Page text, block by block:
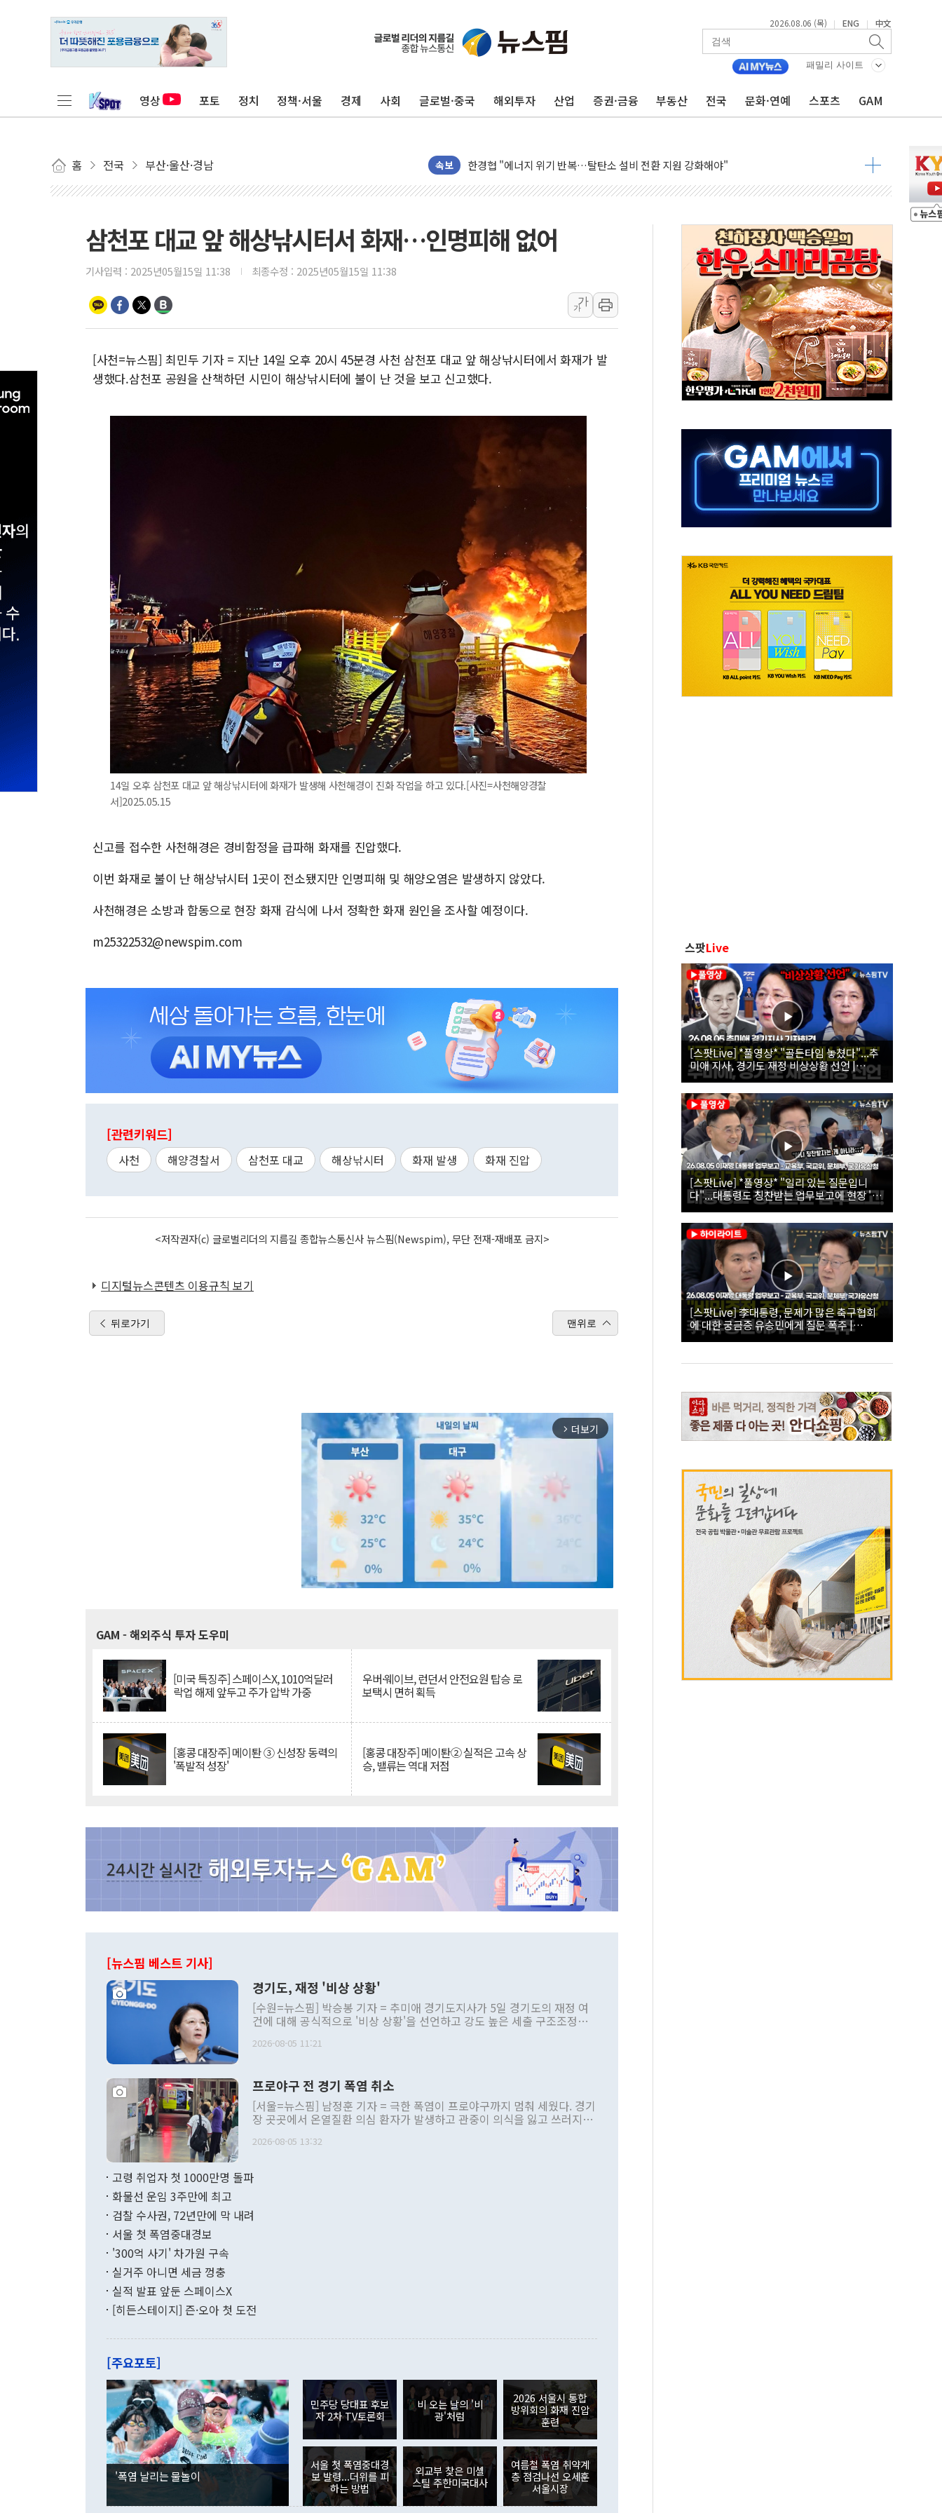
2026.08.06 (목) | ENG | 中文
패밀리 사이트
영상 포토 정치 정책·서울 경제 사회 글로벌·중국 해외투자 산업 증권·금융 부동산 전국 문화·연예 스포츠 GAM
홈 전국 부산·울산·경남 속보
"곤드레도 AI로 판다"…성신여대, 영월 소상공인 디지털 전환 나선다
공개 사의 정성호에 "잘 버티라" 만류한 李대통령…"형소법 보완 방법 찾아달라" 주문도
[장욱희의 중장년 취업에세이] 여성 근로자, 육아로 경력 단절…기업 인재 전략 재정립 필요
[오늘날씨] 한낮 39도 폭염 계속…전북·제주 비소식
[브라질증시] 금리 인하 기대에도 약보합…대선 불확실성에 투자심리 위축
"서울 외곽 국민평형 월세 200↑"...치솟는 월세, 수도권 집값 자극 우려
롯데하이마트, 8월에도 LG가전 최대 700만원 할인
이마트, 트레이더스 'T-카페' 일반 점포 첫 입점
한경협 "에너지 위기 반복…탈탄소 설비 전환 지원 강화해야"
G80 누유·아반떼 화재 발생 가능성…4개 업체 51만여대 리콜
[채권/외환] 미 국채금리·달러 동반 하락…유가 안정에 9월 금리 인상 기대 '후퇴'
뉴욕증시, 혼조 마감…'사상 최고' 다우지수 5거래일 연속 랠리
트럼프 행정부, 폴리실리콘 파생제품에 15% 관세 부과 추진
[민주 당권주자 일정] 송영길·정청래·김민석 후보 - 8월 6일
[오늘의 국회일정] 세미나·기자회견·주요 정당 - 8월 6일
[오늘의 정치일정] 8월 6일(목)
이란 "美 추가 공격 시 걸프국 에너지시설 타격" 초강수
이란, 오만과 호르무즈 항로 합의…재개방 협상 '속도'
유럽증시, 숨가쁘게 진행되는 중동 상황 주목하며 보합세 마감… 유가도 큰 변동 없어
삼천포 대교 앞 해상낚시터서 화재…인명피해 없어
기사입력 : 2025년05월15일 11:38 최종수정 : 2025년05월15일 11:38
가
가
[사천=뉴스핌] 최민두 기자 = 지난 14일 오후 20시 45분경 사천 삼천포 대교 앞 해상낚시터에서 화재가 발
생했다.삼천포 공원을 산책하던 시민이 해상낚시터에 불이 난 것을 보고 신고했다.
14일 오후 삼천포 대교 앞 해상낚시터에 화재가 발생해 사천해경이 진화 작업을 하고 있다.[사진=사천해양경찰
서]2025.05.15
신고를 접수한 사천해경은 경비함정을 급파해 화재를 진압했다.
이번 화재로 불이 난 해상낚시터 1곳이 전소됐지만 인명피해 및 해양오염은 발생하지 않았다.
사천해경은 소방과 합동으로 현장 화재 감식에 나서 정확한 화재 원인을 조사할 예정이다.
m25322532@newspim.com
[관련키워드]
사천 해양경찰서 삼천포 대교 해상낚시터 화재 발생 화재 진압
<저작권자(c) 글로벌리더의 지름길 종합뉴스통신사 뉴스핌(Newspim), 무단 전재-재배포 금지>
디지털뉴스콘텐츠 이용규칙 보기
뒤로가기 맨위로
arrow_forward_ios 더보기
GAM - 해외주식 투자 도우미
[미국 특징주] 스페이스X, 1010억달러
락업 해제 앞두고 주가 압박 가중
우버·웨이브, 런던서 안전요원 탑승 로
보택시 면허 획득
[홍콩 대장주] 메이퇀 ③ 신성장 동력의
'폭발적 성장'
[홍콩 대장주] 메이퇀② 실적은 고속 상
승, 밸류는 역대 저점
[뉴스핌 베스트 기사]
경기도, 재정 '비상 상황'
[수원=뉴스핌] 박승봉 기자 = 추미애 경기도지사가 5일 경기도의 재정 여
건에 대해 공식적으로 '비상 상황'을 선언하고 강도 높은 세출 구조조정과
미애 경기도지사가 5일 경기도의 재정 여건에 대해 공식적으로 '비상 상
에서 기자회견을 열고 "경기도는 지금 새로운 공약사업을 추진하기는커녕
이미 진행 중인 민생 사업조차 온전히 유지하기 어려운 지경에 이르렀
다"며 "지금 결단하지 않으면 2~3년 뒤 채무를 갚기 위해 또다시 지방채를
발행하는 악순환에 빠질 수 있어 '경기도 재정 비상 상황'을 선언한다"고 밝
혔다. 도에 따르면 민선 8기 당시 경기도는 재정 부족을 이유로 노인장기요
월분만 편성한 것으로 나타났다. 이에 따라 올해에만 약 7700억 원 규모의
9430억 원 상당의 지방채를 20년 만에 발행한 데 이어 통합재정안정화기
금 조례를 개정해 남북협력기금 등 각종 기금 재원 5588억 원을 일반회계
사는 구조적 재정 위기 극복을 위해 ▲도지사 및 고위공직자 업무경비 감액
면 중단▲참모조직 및 공공기관 인력 효율적 재배치 ▲지방소비세 확충 및
'비상 상황'을 선언하고 강도 높은 세출 구조조정과 세입 구조 개선을 골자
로 한 비상조치 방안을 발표했다. [사진=경기도] 다만 도민의 생명과 안전,
취약계층 보호를 위한 핵심 민생 예산은 끝까지 지켜내겠다고 약속했다. 추
미애 지사는 "재정위기의 고통을 사회적 약자와 서민의 삶에 떠넘기지 않
고 불필요한 지출부터 선제적으로 줄여나가겠다"며 "지금의 어려움을 다
음 세대의 빚으로 넘기지 않고 경기도의 미래를 위한 전환점으로 만들기 위
해 도의회 및 31개 시·군과 적극 협력하겠다"고 강조했다.
1141world@newspim.com
2026-08-05 11:21
프로야구 전 경기 폭염 취소
[서울=뉴스핌] 남정훈 기자 = 극한 폭염이 프로야구까지 멈춰 세웠다. 경기
장 곳곳에서 온열질환 의심 환자가 발생하고 관중이 의식을 잃고 쓰러지는
고 긴급 대책 마련에 나섰다. KBO는 5일과 6일 예정됐던 2026 신한 SOL
wcn05002@newspim.com KBO는 "최근 전국적인 폭염으로 관람객과
선수단의 안전을 위협하는 상황이 발생하고 있어 이를 엄중하게 인식하고
보가 발효되면 경기를 정상 개최하고, 폭염경보가 내려질 경우 홈 구단 의
견을 반영해 경기 시작 시간을 최대 1시간까지 늦출 수 있도록 했다. 또한
로 취소됐다. [인천=뉴스핌] 유다연 기자= 4일 인천 SSG랜더스필드에서
열린 SSG와 LG 경기 8회를 마친 후 한 관객이 온열질환으로 쓰러졌다. 해
당 관객을 이송하기 위해 대기 중인 구급차의 모습. 2026.08.05
willowdy@newspim.com 그러나 다른 경기장에서는 더 심각한 상황이
발생했다. 인천 SSG랜더스필드에서 열린 LG와 SSG 경기에서는 총 25명
의 관중이 온열질환 의심 증세를 호소하며 현장 치료를 받았다. 이 가운데 2
명은 의식 저하 등 중증 증상을 보여 구급차로 병원에 이송됐다. 8회말에는
25세 남성 관중이 계단에서 의식을 잃고 쓰러져 경기가 약 9분간 중단됐고,
경기 종료 직전에도 26세 남성 관중이 응원석에서 쓰러지는 응급 상황이
발생했다. 다행히 두 번째 환자는 현장 안전요원의 응급조치 후 의식을 회
2026-08-05 13:32
고령 취업자 첫 1000만명 돌파
화물선 운임 3주만에 최고
검찰 수사권, 72년만에 막 내려
서울 첫 폭염중대경보
'300억 사기' 차가원 구속
실거주 아니면 세금 껑충
실적 발표 앞둔 스페이스X
[히든스테이지] 즌·오아 첫 도전
[주요포토]
'폭염 날리는 물놀이
민주당 당대표 후보
자 2차 TV토론회
비 오는 날의 '비
광'처럼
2026 서울시 통합
방위회의 화재 진압
훈련
서울 첫 폭염중대경
보 발령...더위를 피
하는 방법
외교부 찾은 미셸
스틸 주한미국대사
여름철 폭염 취약계
층 점검나선 오세훈
서울시장
스팟Live
[스팟Live] *풀영상* "골든타임 놓쳤다"...추
미애 지사, 경기도 재정 비상상황 선언 |
26.08.05 추미애 경기지사 기자회견
[스팟Live] *풀영상* "일리 있는 질문입니
다"...대통령도 칭찬받는 업무보고에 현장 '빵'
| 26.08.05 이재명 대통령 업무보고 - 교육부,
국교위, 문체부, 국가유산청
[스팟Live] 李대통령, 문제가 많은 축구협회
에 대한 궁금증 유승민에게 질문 폭주 |
26.08.05 이재명 대통령 업무보고 - 교육부, 국